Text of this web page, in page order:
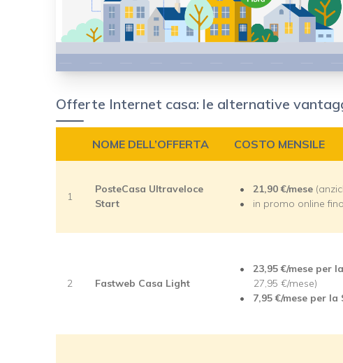
Offerte Internet casa: le alternative
NOME DELL’OFFERTA COSTO MENSILE
1
PosteCasa Ultraveloce
Start
21,90 €/mese
in promo online
2 Fastweb Casa Light
23,95 €/mese per
27,95 €/mese)
7,95 €/mese per la